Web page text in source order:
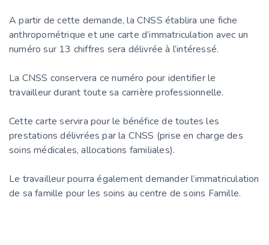
A partir de cette demande, la CNSS établira une fiche
anthropométrique et une carte d’immatriculation avec un
numéro sur 13 chiffres sera délivrée à l’intéressé.
La CNSS conservera ce numéro pour identifier le
travailleur durant toute sa carrière professionnelle.
Cette carte servira pour le bénéfice de toutes les
prestations délivrées par la CNSS (prise en charge des
soins médicales, allocations familiales).
Le travailleur pourra également demander l’immatriculation
de sa famille pour les soins au centre de soins Famille.